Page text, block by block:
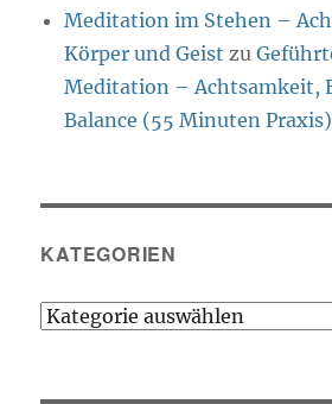
Meditation im Stehen –
Körper und Geist zu
Meditation – Achtsamkeit,
Balance (55 Minuten Praxis)
KATEGORIEN
Kategorien